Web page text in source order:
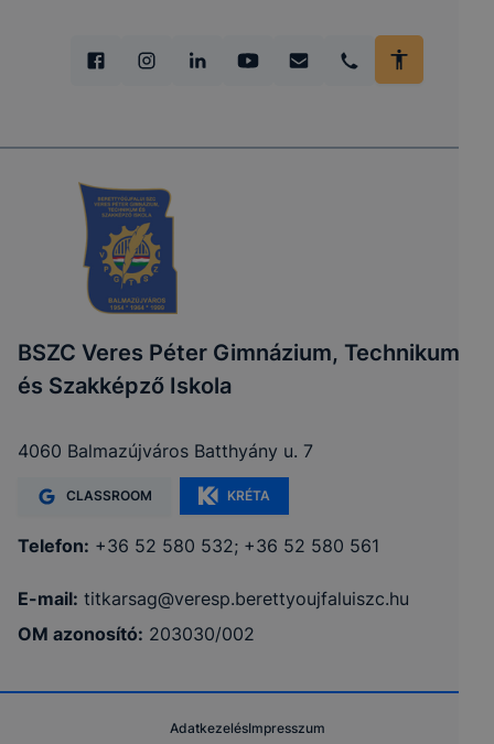
BSZC Veres Péter Gimnázium, Technikum
és Szakképző Iskola
4060 Balmazújváros Batthyány u. 7
CLASSROOM KRÉTA
Telefon: +36 52 580 532; +36 52 580 561
E-mail: titkarsag@veresp.berettyoujfaluiszc.hu
OM azonosító: 203030/002
AdatkezelésImpresszum